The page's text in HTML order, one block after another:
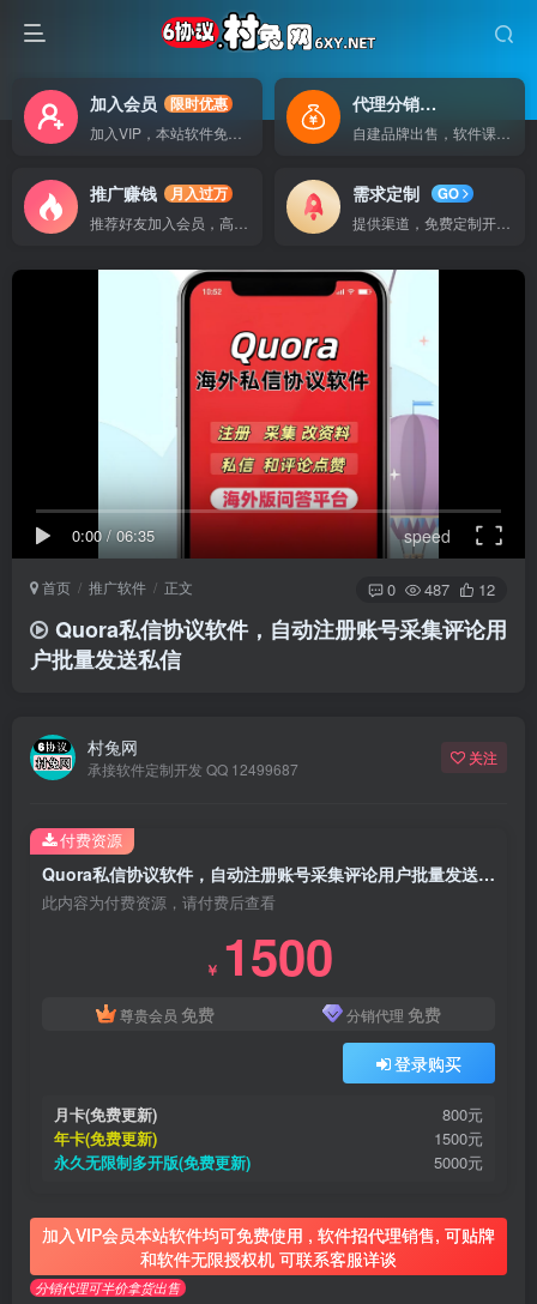
加入会员
限时优惠
代理分销自己做老板
推广赚钱
月入过万
需求定制
GO
0:00/06:35 speed
首页 推广软件 正文 0 487 12
Quora私信协议软件，自动注册账号采集评论用
户批量发送私信
村兔网
承接软件定制开发 QQ 12499687
关注
Quora私信协议软件，自动注册账号采集评论用户批量发送私信
此内容为付费资源，请付费后查看
￥ 1500
尊贵会员 免费 分销代理 免费
登录购买
月卡(免费更新)
800元
年卡(免费更新)
1500元
永久无限制多开版(免费更新)
5000元
付费资源
加入VIP会员本站软件均可免费使用 , 软件招代理销售, 可贴牌
和软件无限授权机 可联系客服详谈
分销代理可半价拿货出售